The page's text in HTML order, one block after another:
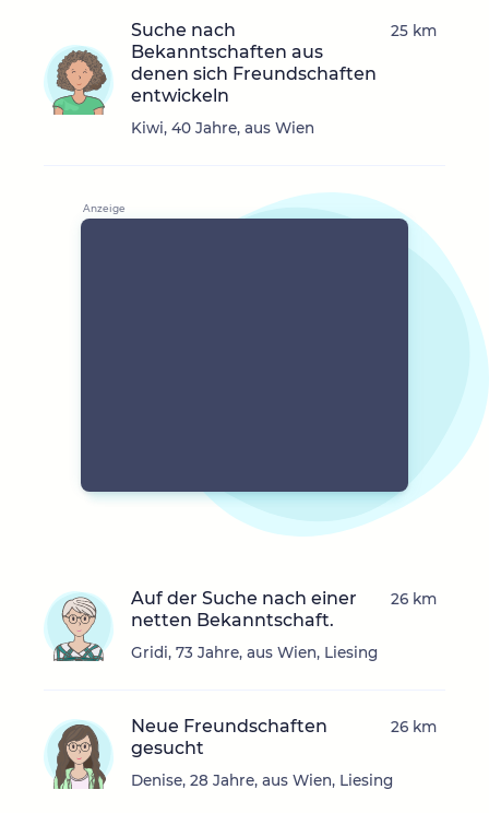
Suche nach
Bekanntschaften aus
denen sich Freundschaften
entwickeln
Kiwi, 40 Jahre, aus Wien
25 km
Auf der Suche nach einer
netten Bekanntschaft.
Gridi, 73 Jahre, aus Wien, Liesing
26 km
Neue Freundschaften
gesucht
Denise, 28 Jahre, aus Wien, Liesing
26 km